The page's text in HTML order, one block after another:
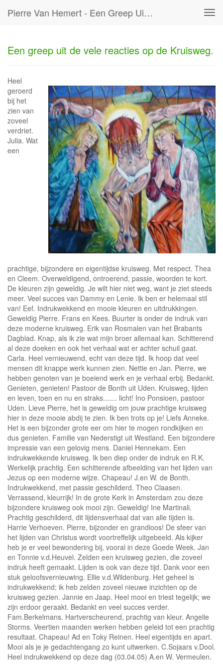
Pierre Van Hemert - Een Greep Uit De Vele Reacties Op De Kruisweg.
Een greep uit de vele reacties op de Kruisweg.
Heel
geroerd
bij het
zien van
zoveel
verdriet.
Julia. Wat
een
prachtige, bijzondere en eigentijdse kruisweg. Met respect. Thea
en Cleem. Overweldigend, ontroerend, passie, woorden te kort.
De kleuren zijn geweldig. Je wilt hier niet weg, want je ziet steeds
meer. Veel succes van Dammy en Lenie. Ik ben er helemaal stil
van! Eef. Indrukwekkend en mooie kleuren en uitdrukkingen.
Geweldig Pierre. Frans en Kees. Buurter is onder de indruk van
deze moderne kruisweg. Erik van Rosmalen van het Brabants
Dagblad. Knap, als ik zie wat mijn broer allemaal kan. Schitterend
al deze doeken en ook het verhaal wat er achter schuil gaat.
Carla. Heel vernieuwend, echt van deze tijd. Ik hoop dat veel
mensen dit knappe werk kunnen zien. Nettie en Jan. Pierre, we
hebben genoten van je boeiend werk en je verhaal erbij. Bedankt.
Genieten, genieten! Pastoor de Bonth uit Uden. Kruisweg, lijden
en leven, toen en nu en straks....... licht! Ino Ponsioen, pastoor
Uden. Lieve Pierre, het is geweldig om jouw prachtige kruisweg
hier in deze mooie abdij te zien. Ik ben trots op je! Liefs Anneke.
Het is een bijzonder grote eer om hier te mogen rondkijken en
dus genieten. Familie van Nederstigt uit Westland. Een bijzondere
impressie van een gelovig mens. Daniel Hennekam. Een
indrukwekkende kruisweg. Ik ben diep onder de indruk en R.K.
Werkelijk prachtig. Een schitterende afbeelding van het lijden van
Jezus op een moderne wijze. Chapeau! J.en W. de Bonth.
Indrukwekkend, met passie geschilderd. Theo Claasen.
Verrassend, kleurrijk! In de grote Kerk in Amsterdam zou deze
bijzondere kruisweg ook mooi zijn. Geweldig! Ine Martinali.
Prachtig geschilderd, dit lijdensverhaal dat van alle tijden is.
Harrie Verhoeven. Pierre, bijzonder en grandioos! De sfeer van
het lijden van Christus wordt voortreffelijk uitgebeeld. Als kijker
heb je er veel bewondering bij, vooral in deze Goede Week. Jan
en Tonnie v.d.Heuvel. Zelden een kruisweg gezien, die zoveel
indruk heeft gemaakt. Lijden is ook van deze tijd. Dank voor een
stuk geloofsvernieuwing. Ellie v.d.Wildenburg. Het geheel is
indrukwekkend; ik heb zelden zoveel nieuwe inzichten op de
kruisweg gezien. Jannie en Jaap. Heel mooi en triest tegelijk; we
zijn erdoor geraakt. Bedankt en veel succes verder.
Fam.Berkelmans. Hartverscheurend, prachtig van kleur. Angelie
Storms. Veertien maanden werken hebben geleid tot een prachtig
resultaat. Chapeau! Ad en Toky Reinen. Heel eigentijds en apart.
Mooi als je je gedachtengang zo kunt uitwerken. C.Sojaars v.Dool.
Heel indrukwekkend op deze dag (03.04.05) A.en W. Vermeulen.